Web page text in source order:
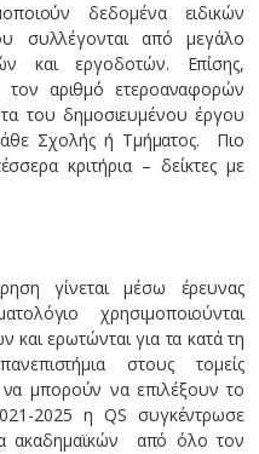
δεδομένα ειδικών
συλλέγονται από μεγάλο
και εργοδοτών. Επίσης,
αριθμό ετεροαναφορών
του δημοσιευμένου έργου
Σχολής ή Τμήματος. Πιο
κριτήρια – δείκτες με
γίνεται μέσω έρευνας
χρησιμοποιούνται
και ερωτώνται για τα κατά τη
στους τομείς
μπορούν να επιλέξουν το
2025 η QS συγκέντρωσε
ακαδημαϊκών από όλο τον